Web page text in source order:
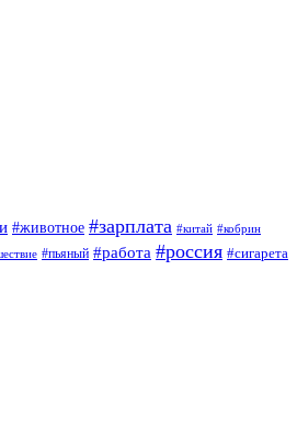
#животное #зарплата #китай #кобрин
#пьяный #работа #россия #сигарета